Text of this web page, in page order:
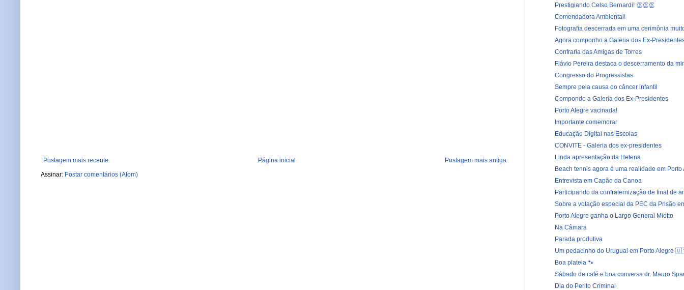
Postagem mais recente Postagem mais antiga
Página inicial
Assinar: Postar comentários (Atom)
Prestigiando Celso Bernardi! 👏👏👏
Comendadora Ambiental!
Fotografia descerrada em uma cerimônia
Agora componho a Galeria dos Ex-
Confraria das Amigas de Torres
Flávio Pereira destaca o descerramento da
Congresso do Progressistas
Sempre pela causa do câncer infantil
Compondo a Galeria dos Ex-Presidentes
Porto Alegre vacinada!
Importante comemorar
Educação Digital nas Escolas
CONVITE - Galeria dos ex-presidentes
Linda apresentação da Helena
Beach tennis agora é uma realidade em Porto
Entrevista em Capão da Canoa
Participando da confraternização de final de
Sobre a votação especial da PEC da Prisão
Porto Alegre ganha o Largo General Miotto
Na Câmara
Parada produtiva
Um pedacinho do Uruguai em Porto Alegre
Boa plateia 🐾
Sábado de café e boa conversa dr. Mauro
Dia do Perito Criminal